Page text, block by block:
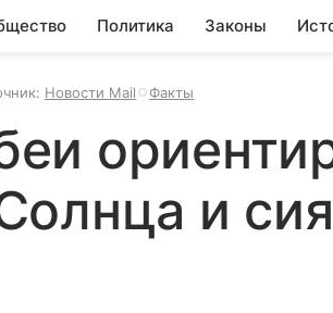
Политика Законы
Новости Mail Факты
и